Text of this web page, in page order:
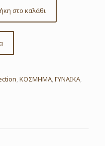
στο καλάθι
,ΚΟΣΜΗΜΑ,ΓΥΝΑΙΚΑ,